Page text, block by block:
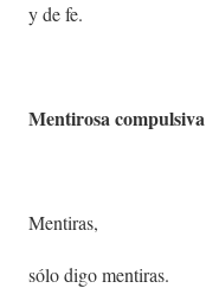
y de fe.
Mentirosa compulsiva
Mentiras,
sólo digo mentiras.